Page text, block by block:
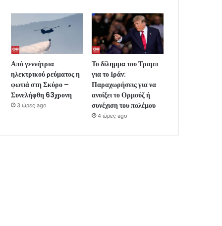
Από γεννήτρια
ηλεκτρικού ρεύματος η
φωτιά στη Σκύρο –
Συνελήφθη 63χρονη
3 ώρες ago
Το δίλημμα του Τραμπ
για το Ιράν:
Παραχωρήσεις για να
ανοίξει το Ορμούζ ή
συνέχιση του πολέμου
4 ώρες ago